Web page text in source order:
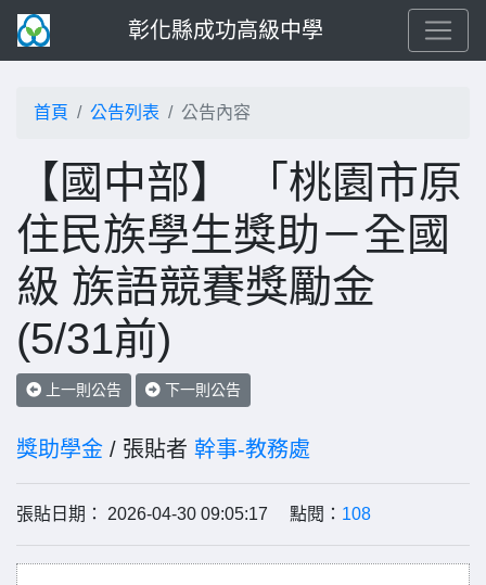
彰化縣成功高級中學
首頁 公告列表 公告內容
【國中部】 「桃園市原
住民族學生獎助－全國
級 族語競賽獎勵金
(5/31前)
上一則公告 下一則公告
獎助學金 / 張貼者 幹事-教務處
張貼日期： 2026-04-30 09:05:17 點閱： 108